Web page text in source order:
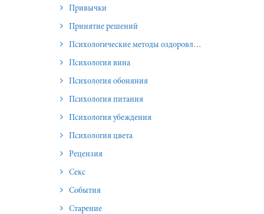
Привычки
Принятие решений
Психологические методы оздоровления и омоложения
Психология вина
Психология обоняния
Психология питания
Психология убеждения
Психология цвета
Рецензия
Секс
События
Старение